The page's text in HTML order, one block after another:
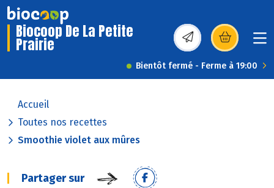
Biocoop De La Petite
Prairie (s’ouvre dans une
Bientôt fermé - Ferme à 19:00
Accueil
Toutes nos recettes
Smoothie violet aux mûres
Partager sur